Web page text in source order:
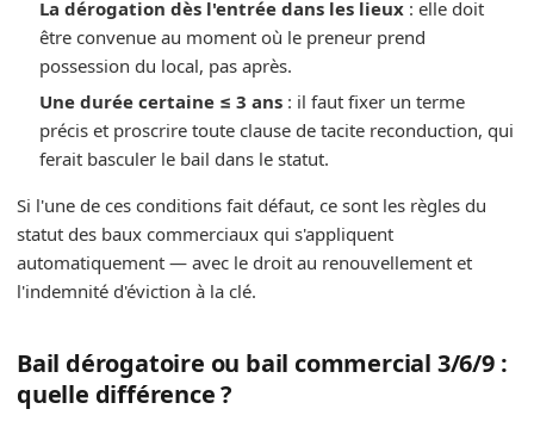
La dérogation dès l'entrée dans les lieux: elle doit
être convenue au moment où le preneur prend
possession du local, pas après.
Une durée certaine ≤ 3 ans: il faut fixer un terme
précis et proscrire toute clause de tacite reconduction, qui
ferait basculer le bail dans le statut.
Si l'une de ces conditions fait défaut, ce sont les règles du
statut des baux commerciaux qui s'appliquent
automatiquement — avec le droit au renouvellement et
l'indemnité d'éviction à la clé.
Bail dérogatoire ou bail commercial 3/6/9 :
quelle différence ?